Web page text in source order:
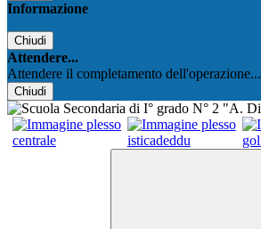
Informazione
Chiudi
Attendere...
Attendere il completamento dell'operazione...
Chiudi